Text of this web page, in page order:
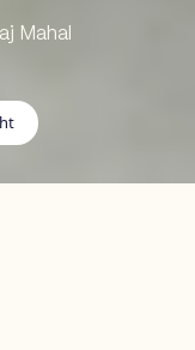
Mahal